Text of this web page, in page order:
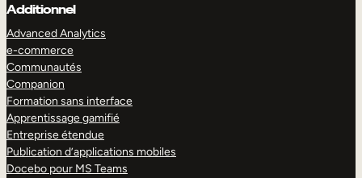
Additionnel
Advanced Analytics
e-commerce
Communautés
Companion
Formation sans interface
Apprentissage gamifié
Entreprise étendue
Publication d’applications mobiles
Docebo pour MS Teams